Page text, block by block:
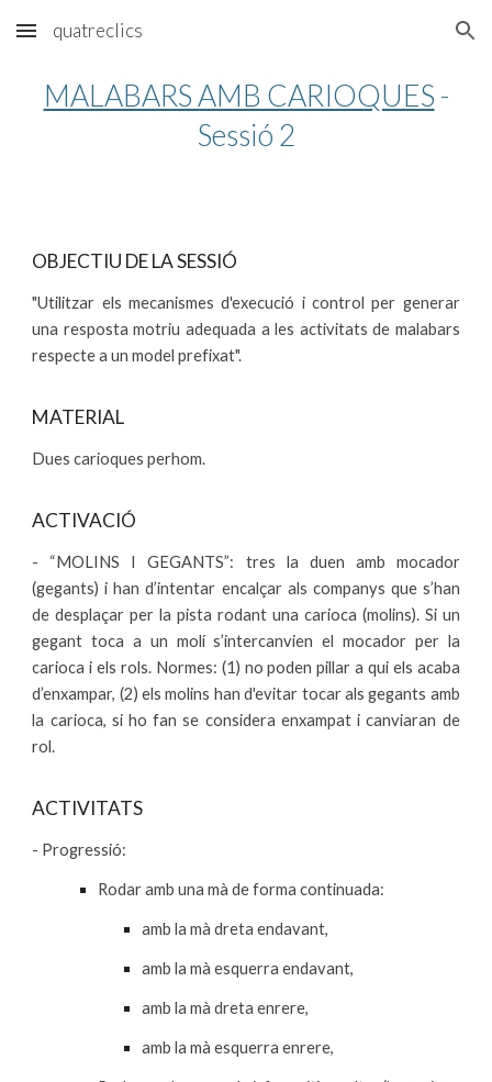
Skip to main content Skip to navigation
quatreclics
MALABARS AMB CARIOQUES -
Sessió 2
OBJECTIU DE LA SESSIÓ
"Utilitzar els mecanismes d'execució i control per generar
una resposta motriu adequada a les activitats de malabars
respecte a un model prefixat".
MATERIAL
Dues carioques perhom.
ACTIVACIÓ
- “MOLINS I GEGANTS”: tres la duen amb mocador
(gegants) i han d’intentar encalçar als companys que s’han
de desplaçar per la pista rodant una carioca (molins). Si un
gegant toca a un molí s’intercanvien el mocador per la
carioca i els rols. Normes: (1) no poden pillar a qui els acaba
d’enxampar, (2) els molins han d'evitar tocar als gegants amb
la carioca, si ho fan se considera enxampat i canviaran de
rol.
ACTIVITATS
- Progressió:
Rodar amb una mà de forma continuada:
amb la mà dreta endavant,
amb la mà esquerra endavant,
amb la mà dreta enrere,
amb la mà esquerra enrere,